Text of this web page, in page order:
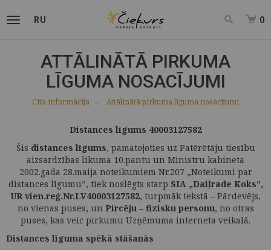
RU 0
ATTĀLINĀTĀ PIRKUMA
LĪGUMA NOSACĪJUMI
Cita informācija Attālinātā pirkuma līguma nosacījumi
Distances līgums 40003127582
Šis distances līgums, pamatojoties uz Patērētāju tiesību
aizsardzības likuma 10.pantu un Ministru kabineta
2002.gada 28.maija noteikumiem Nr.207 „Noteikumi par
distances līgumu”, tiek noslēgts starp SIA „Daiļrade Koks”,
UR vien.reģ.Nr.LV40003127582, turpmāk tekstā – Pārdevējs,
no vienas puses, un Pircēju – fizisku personu, no otras
puses, kas veic pirkumu Uzņēmuma interneta veikalā.
Distances līguma spēkā stāšanās